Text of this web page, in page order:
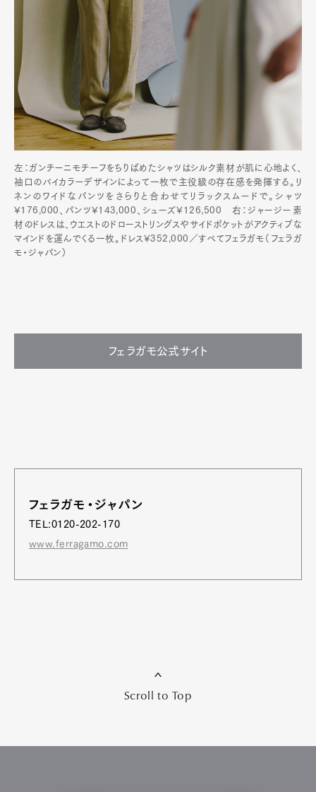
左：ガンチーニモチーフをちりばめたシャツはシルク素材が肌に心地よく、
袖口のバイカラーデザインによって一枚で主役級の存在感を発揮する。リ
ネンのワイドなパンツをさらりと合わせてリラックスムードで。シャツ
¥176,000、パンツ¥143,000、シューズ¥126,500 右：ジャージー素
材のドレスは、ウエストのドローストリングスやサイドポケットがアクティブな
マインドを運んでくる一枚。ドレス¥352,000／すべてフェラガモ（フェラガ
モ・ジャパン）
フェラガモ公式サイト
フェラガモ・ジャパン
TEL:0120-202-170
www.ferragamo.com
Scroll to Top